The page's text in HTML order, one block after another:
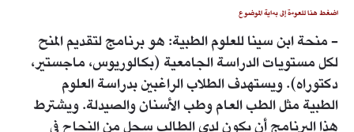
اضغط هنا للعودة إلى بداية الموضوع
- منحة ابن سينا للعلوم الطبية: هو برنامج لتقديم المنح
لكل مستويات الدراسة الجامعية (بكالوريوس، ماجستير،
دكتوراه). ويستهدف الطلاب الراغبين بدراسة العلوم
الطبية مثل الطب العام وطب الأسنان والصيدلة. ويشترط